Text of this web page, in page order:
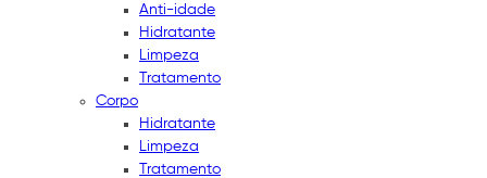
Anti-idade
Hidratante
Limpeza
Tratamento
Corpo
Hidratante
Limpeza
Tratamento